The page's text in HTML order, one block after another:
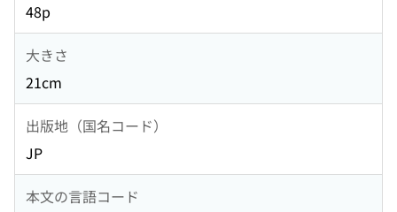
48p
大きさ
21cm
出版地（国名コード）
JP
本文の言語コード